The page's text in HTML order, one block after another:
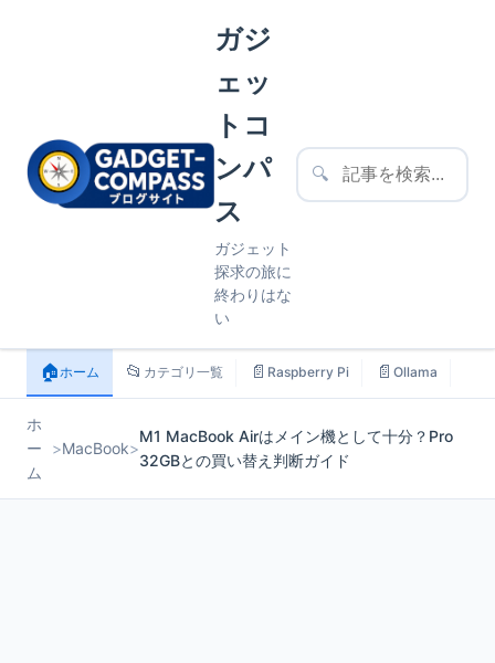
ガジ
ェッ
トコ
ンパ
ス
ガジェット
探求の旅に
終わりはな
い
🔍
🏠ホーム 📂 カテゴリ一覧 📄 Raspberry Pi 📄 Ollama
ホ
ー
ム
>MacBook>
M1 MacBook Airはメイン機として十分？Pro
32GBとの買い替え判断ガイド